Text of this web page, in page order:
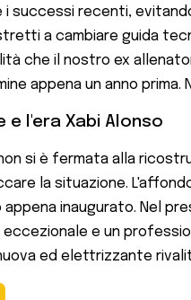
i successi recenti,
a cambiare guida
che il nostro ex
appena un anno
l'era Xabi Alonso
si è fermata alla
la situazione.
inaugurato. Nel
e un
ed elettrizzante